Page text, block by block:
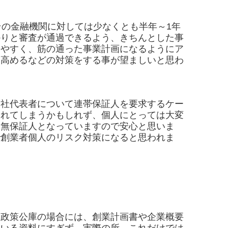
金融機関に対しては少なくとも半年～1年
と審査が通過できるよう、きちんとした事
すく、筋の通った事業計画になるようにア
めるなどの対策をする事が望ましいと思わ
代表者について連帯保証人を要求するケー
てしまうかもしれず、個人にとっては大変
保証人となっていますので安心と思いま
業者個人のリスク対策になると思われま
策公庫の場合には、創業計画書や企業概要